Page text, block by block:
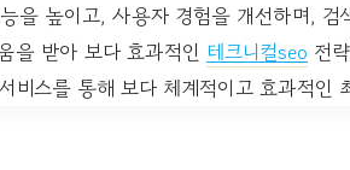
을 높이고, 사용자 경험을 개선하며, 검
을 받아 보다 효과적인 테크니컬seo 전
서비스를 통해 보다 체계적이고 효과적인